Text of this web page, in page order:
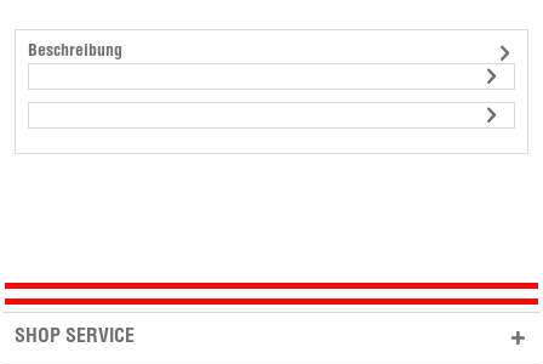
Beschreibung
SHOP SERVICE